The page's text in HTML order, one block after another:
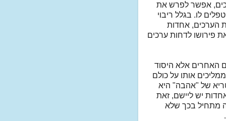
אפשר לפרש את
לו. בגלל ריבוי
הערכים, אחדות
פירושו לדחות ערכים
האחרים אלא היסוד
אותו על כולם
של "אהבה" היא
יש ליישם, זאת
מתחיל בכך שלא